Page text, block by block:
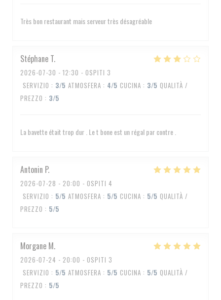
Très bon restaurant mais serveur très désagréable
Stéphane T
2026-07-30 - 12:30 - OSPITI 3
SERVIZIO : 3/5 ATMOSFERA : 4/5 CUCINA : 3/5 QUALITÀ /
PREZZO : 3/5
La bavette était trop dur . Le t bone est un régal par contre .
Antonin P
2026-07-28 - 20:00 - OSPITI 4
SERVIZIO : 5/5 ATMOSFERA : 5/5 CUCINA : 5/5 QUALITÀ /
PREZZO : 5/5
Morgane M
2026-07-24 - 20:00 - OSPITI 3
SERVIZIO : 5/5 ATMOSFERA : 5/5 CUCINA : 5/5 QUALITÀ /
PREZZO : 5/5